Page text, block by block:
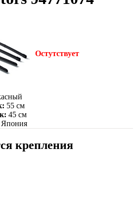
Остутствует
55 см
45 см
Япония
крепления